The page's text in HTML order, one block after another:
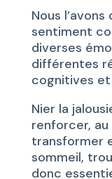
Nous
sentiment
diverses
différentes
cognitives
Nier la
renforcer,
transformer
sommeil,
donc